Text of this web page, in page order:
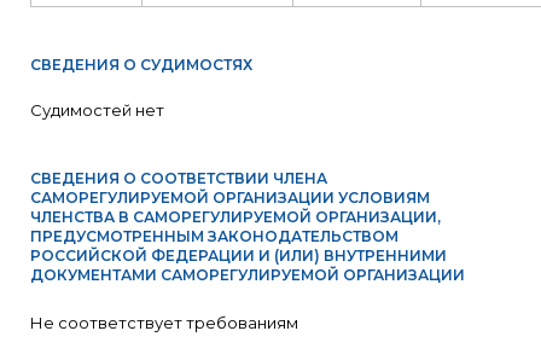
СВЕДЕНИЯ О СУДИМОСТЯХ
Судимостей нет
СВЕДЕНИЯ О СООТВЕТСТВИИ ЧЛЕНА
САМОРЕГУЛИРУЕМОЙ ОРГАНИЗАЦИИ УСЛОВИЯМ
ЧЛЕНСТВА В САМОРЕГУЛИРУЕМОЙ ОРГАНИЗАЦИИ,
ПРЕДУСМОТРЕННЫМ ЗАКОНОДАТЕЛЬСТВОМ
РОССИЙСКОЙ ФЕДЕРАЦИИ И (ИЛИ) ВНУТРЕННИМИ
ДОКУМЕНТАМИ САМОРЕГУЛИРУЕМОЙ ОРГАНИЗАЦИИ
Не соответствует требованиям